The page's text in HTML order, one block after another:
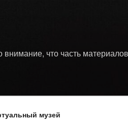
что часть
музей